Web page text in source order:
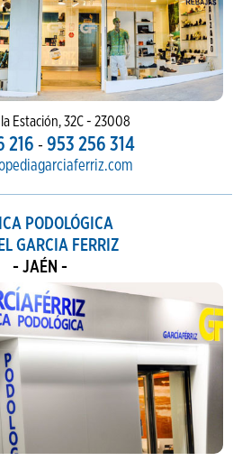
Estación, 32C - 23008
216 - 953 256 314
PODOLÓGICA
GARCIA FERRIZ
- JAÉN -